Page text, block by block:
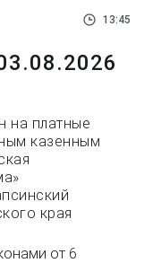
13:45
на платные
казенным
края
от 6